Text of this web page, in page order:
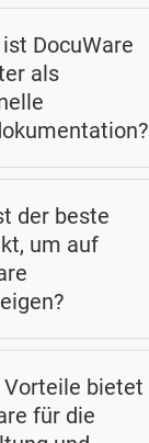
Sie sich von Papier
Sie automatisierte
ortsunabhängig
DocuWare
als
der beste
um auf
Vorteile bietet
für die